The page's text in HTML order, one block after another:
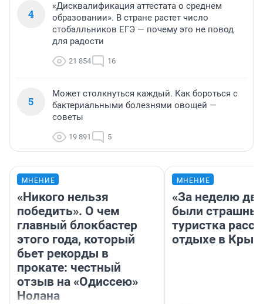
4
«Дисквалификация аттестата о среднем
образовании». В стране растет число
стобалльников ЕГЭ — почему это не повод
для радости
21 854 16
5
Может столкнуться каждый. Как бороться с
бактериальными болезнями овощей —
советы
19 891 5
МНЕНИЕ
«Никого нельзя
победить». О чем
главный блокбастер
этого года, который
бьет рекорды в
прокате: честный
отзыв на «Одиссею»
Нолана
МНЕНИЕ
«За неделю
были
туристка
отдыхе в